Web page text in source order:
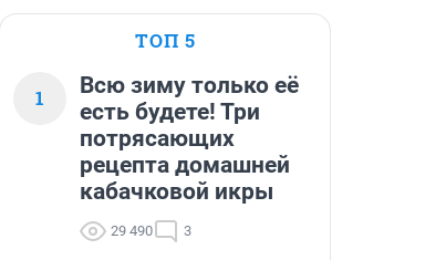
ТОП 5
1
Всю зиму только её
есть будете! Три
потрясающих
рецепта домашней
кабачковой икры
29 490 3